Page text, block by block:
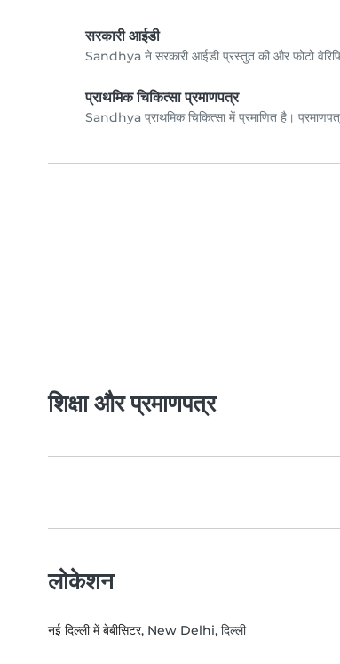
सरकारी आईडी
Sandhya ने सरकारी आईडी प्रस्तुत की और फोटो
प्राथमिक चिकित्सा प्रमाणपत्र
Sandhya प्राथमिक चिकित्सा में प्रमाणित है।
शिक्षा और प्रमाणपत्र
लोकेशन
नई दिल्ली में बेबीसिटर, New Delhi, दिल्ली